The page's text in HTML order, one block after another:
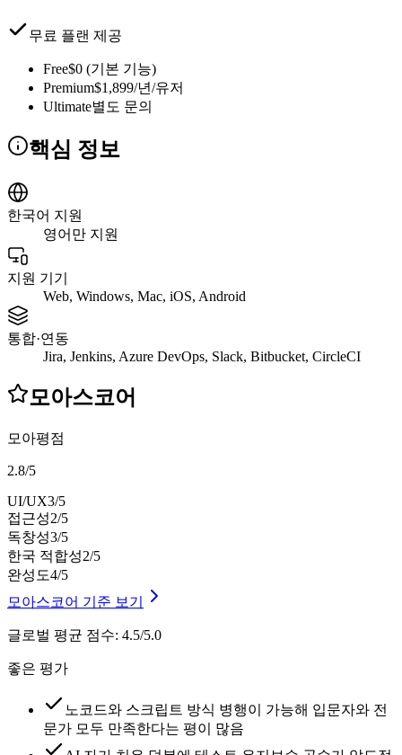
무료 플랜 제공
Free$0 (기본 기능)
Premium$1,899/년/유저
Ultimate별도 문의
핵심 정보
한국어 지원
영어만 지원
지원 기기
Web, Windows, Mac, iOS, Android
통합·연동
Jira, Jenkins, Azure DevOps, Slack, Bitbucket, CircleCI
모아스코어
모아평점
2.8/5
UI/UX3/5
접근성2/5
독창성3/5
한국 적합성2/5
완성도4/5
모아스코어 기준 보기
글로벌 평균 점수: 4.5/5.0
좋은 평가
노코드와 스크립트 방식 병행이 가능해 입문자와 전
문가 모두 만족한다는 평이 많음